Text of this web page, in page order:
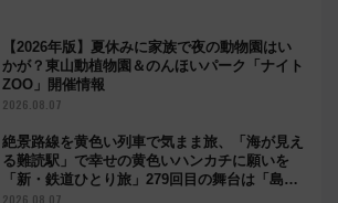
【2026年版】夏休みに家族で夜の動物園はい
かが？東山動植物園＆のんほいパーク「ナイト
ZOO」開催情報
2026.08.07
絶景路線を黄色い列車で気まま旅、「海が見え
る難読駅」で幸せの黄色いハンカチに願いを
「新・鉄道ひとり旅」279回目の舞台は「島原
鉄道」
2026.08.07